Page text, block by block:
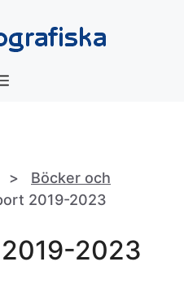
Meny
> Böcker och
2019-2023
2023